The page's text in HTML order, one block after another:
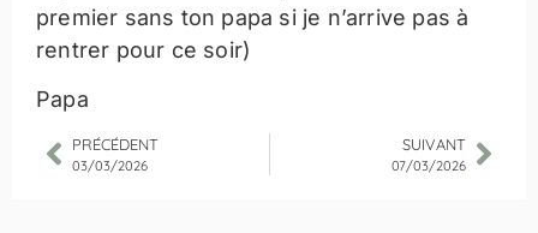
premier sans ton papa si je n’arrive pas à
rentrer pour ce soir)
Papa
PRÉCÉDENT
03/03/2026
SUIVANT
07/03/2026